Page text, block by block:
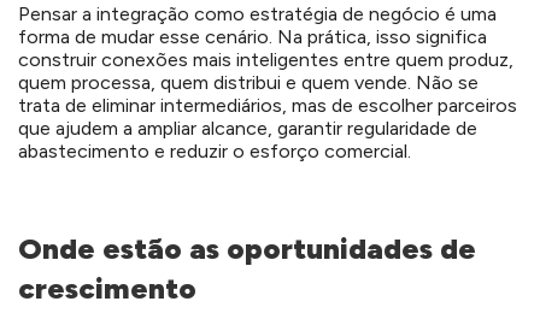
Pensar a integração como estratégia de negócio é uma
forma de mudar esse cenário. Na prática, isso significa
construir conexões mais inteligentes entre quem produz,
quem processa, quem distribui e quem vende. Não se
trata de eliminar intermediários, mas de escolher parceiros
que ajudem a ampliar alcance, garantir regularidade de
abastecimento e reduzir o esforço comercial.
Onde estão as oportunidades de
crescimento